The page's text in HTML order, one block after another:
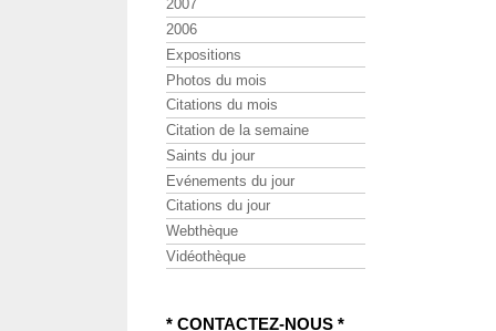
2007
2006
Expositions
Photos du mois
Citations du mois
Citation de la semaine
Saints du jour
Evénements du jour
Citations du jour
Webthèque
Vidéothèque
* CONTACTEZ-NOUS *